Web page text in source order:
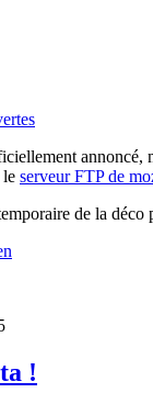
annoncé,
le serveur FTP de
de la déco
!